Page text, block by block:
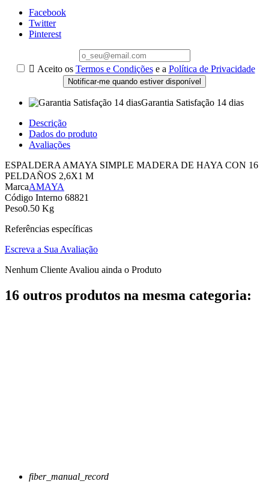
Facebook
Twitter
Pinterest
 Aceito os Termos e Condiçõese a Política de Privacidade
Notificar-me quando estiver disponível
Garantia Satisfação 14 dias
Descrição
Dados do produto
Avaliações
ESPALDERA AMAYA SIMPLE MADERA DE HAYA CON 16
PELDAÑOS 2,6X1 M
MarcaAMAYA
Código Interno 68821
Peso0.50 Kg
Referências específicas
Escreva a Sua Avaliação
Nenhum Cliente Avaliou ainda o Produto
16 outros produtos na mesma categoria:
fiber_manual_record